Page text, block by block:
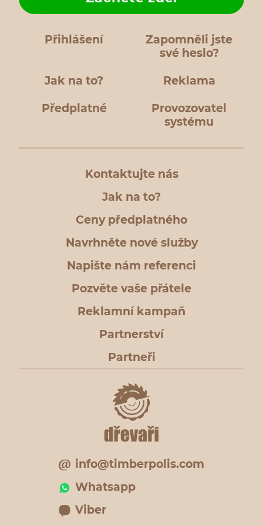
Přihlášení
Zapomněli jste
své heslo?
Jak na to? Reklama
Předplatné
Provozovatel
systému
Kontaktujte nás
Jak na to?
Ceny předplatného
Navrhněte nové služby
Napište nám referenci
Pozvěte vaše přátele
Reklamní kampaň
Partnerství
Partneři
info@timberpolis.com
Whatsapp
Viber